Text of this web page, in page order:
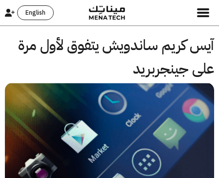
English
كريم ساندويش يتفوق لأول مرة
جينجربريد